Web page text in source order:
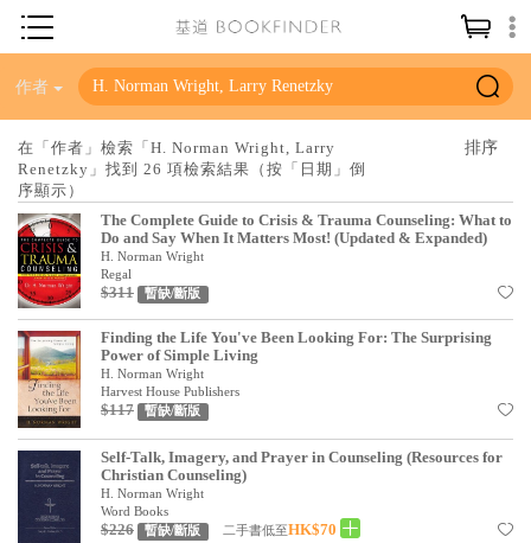
神學／教義
聖經
信仰入門
教會歷史
靈修／禱告
信徒生活
教會事工
分齡牧養
社會／倫理
哲學／宗教比較
作者
在「作者」檢索「H. Norman Wright, Larry
Renetzky」找到 26 項檢索結果（按「日期」倒
序顯示）
The Complete Guide to Crisis & Trauma Counseling: What to
Do and Say When It Matters Most! (Updated & Expanded)
H. Norman Wright
Regal
$311 暫缺/斷版
Finding the Life You've Been Looking For: The Surprising
Power of Simple Living
H. Norman Wright
Harvest House Publishers
$117 暫缺/斷版
Self-Talk, Imagery, and Prayer in Counseling (Resources for
Christian Counseling)
H. Norman Wright
Word Books
$226 暫缺/斷版 二手書低至HK$70